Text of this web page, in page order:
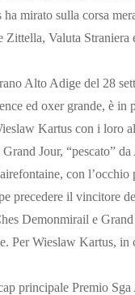
mirato sulla corsa
Valuta Straniera
Alto Adige del 28
ed oxer grande, è in
Kartus con i loro
Jour, “pescato”
con
precedere il vincitore
Demonmirail e
Per Wieslaw Kartus,
principale Premio